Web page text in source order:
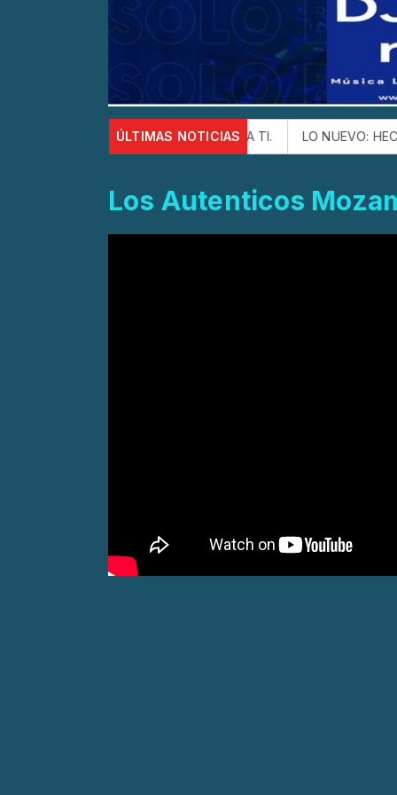
ÚLTIMAS NOTICIAS
la canción ESTE CHA CHA PA TI. LO NUEVO: HECTOR
Los Autenticos